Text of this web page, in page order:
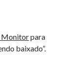
Monitorpara
baixado”.